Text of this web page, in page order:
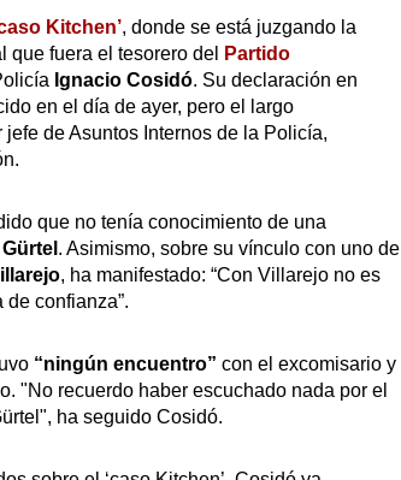
Kitchen’, donde se está juzgando la
que fuera el tesorero del
Partido
Ignacio Cosidó. Su declaración en
en el día de ayer, pero el largo
de Asuntos Internos de la Policía,
que no tenía conocimiento de una
Gürtel . Asimismo, sobre su vínculo con uno de
, ha manifestado: “Con Villarejo no es
confianza”.
“ningún encuentro” con el excomisario y
"No recuerdo haber escuchado nada por el
ha seguido Cosidó.